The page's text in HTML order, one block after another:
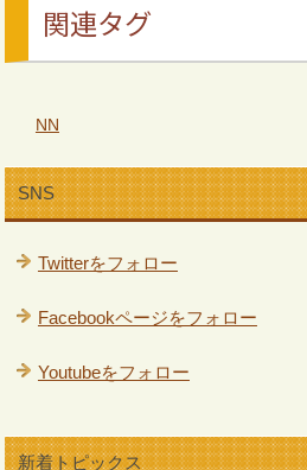
関連タグ
NN
SNS
Twitterをフォロー
Facebookページをフォロー
Youtubeをフォロー
新着トピックス